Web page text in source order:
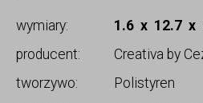
wymiary:
1.6 x 12.7 x
producent:
Creativa by
tworzywo:
Polistyren